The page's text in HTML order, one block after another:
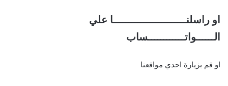
او راسلنــــــــــــــــــــــــا علي
الــــــواتــــــــــــساب
او قم بزيارة احدي مواقعنا